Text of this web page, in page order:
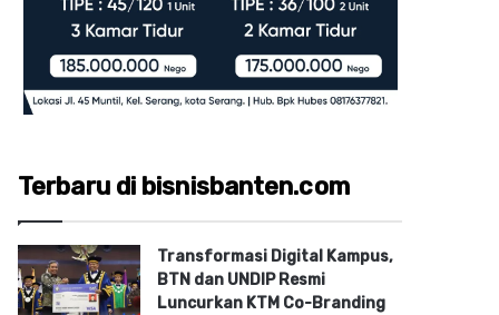
Terbaru di bisnisbanten.com
Transformasi Digital Kampus,
BTN dan UNDIP Resmi
Luncurkan KTM Co-Branding